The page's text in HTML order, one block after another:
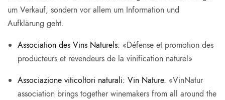
um Verkauf, sondern vor allem um Information und
Aufklärung geht.
Association des Vins Naturels: «Défense et promotion des
producteurs et revendeurs de la vinification naturel»
Associazione viticoltori naturali: Vin Nature. «VinNatur
association brings together winemakers from all around the